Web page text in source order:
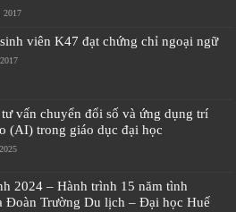
2017
viên K47 đạt chứng chỉ ngoại ngữ
vấn chuyển đổi số và ứng dụng trí
(AI) trong giáo dục đại học
2024 – Hành trình 15 năm tình
Đoàn Trường Du lịch – Đại học Huế